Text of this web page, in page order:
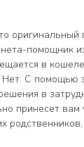
оригинальный
помощник
в
С помощью
в
принесет